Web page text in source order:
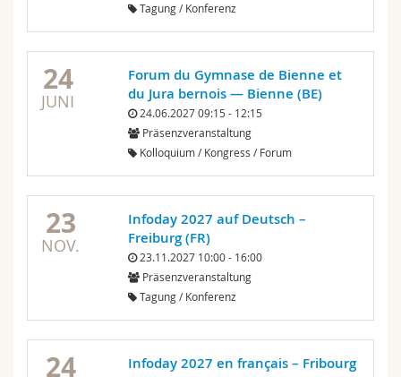
Tagung / Konferenz
24
JUNI
Forum du Gymnase de Bienne et
du Jura bernois — Bienne (BE)
24.06.2027 09:15 - 12:15
Präsenzveranstaltung
Kolloquium / Kongress / Forum
23
NOV.
Infoday 2027 auf Deutsch –
Freiburg (FR)
23.11.2027 10:00 - 16:00
Präsenzveranstaltung
Tagung / Konferenz
24
Infoday 2027 en français – Fribourg